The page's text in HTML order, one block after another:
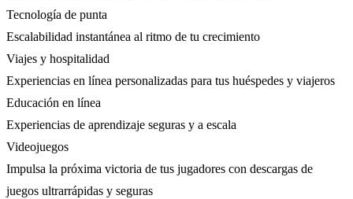
Tecnología de punta
Escalabilidad instantánea al ritmo de tu crecimiento
Viajes y hospitalidad
Experiencias en línea personalizadas para tus huéspedes y viajeros
Educación en línea
Experiencias de aprendizaje seguras y a escala
Videojuegos
Impulsa la próxima victoria de tus jugadores con descargas de
juegos ultrarrápidas y seguras